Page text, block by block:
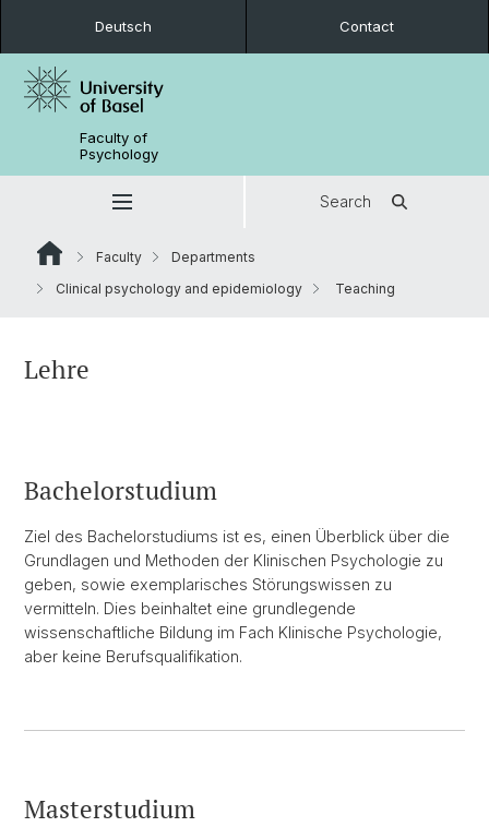
Deutsch Contact
Faculty of
Psychology
Search
Faculty
Departments
Clinical psychology and epidemiology
Teaching
Lehre
Bachelorstudium
Ziel des Bachelorstudiums ist es, einen Überblick über die
Grundlagen und Methoden der Klinischen Psychologie zu
geben, sowie exemplarisches Störungswissen zu
vermitteln. Dies beinhaltet eine grundlegende
wissenschaftliche Bildung im Fach Klinische Psychologie,
aber keine Berufsqualifikation.
Masterstudium